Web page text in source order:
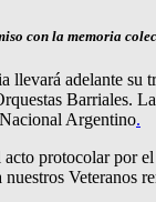
con la memoria
adelante
Argentino.
protocolar
Veteranos